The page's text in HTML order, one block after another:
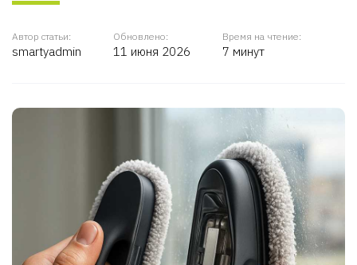
Автор статьи:
smartyadmin
Обновлено:
11 июня 2026
Время на чтение:
7 минут